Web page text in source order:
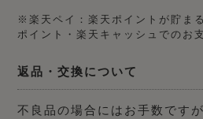
※楽天ペイ：楽天ポイントが貯ま
ポイント・楽天キャッシュでのお
返品・交換について
不良品の場合にはお手数です